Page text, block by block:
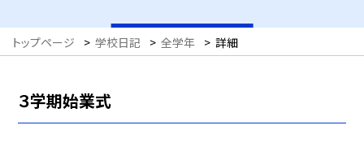
トップページ > 学校日記 > 全学年 > 詳細
３学期始業式